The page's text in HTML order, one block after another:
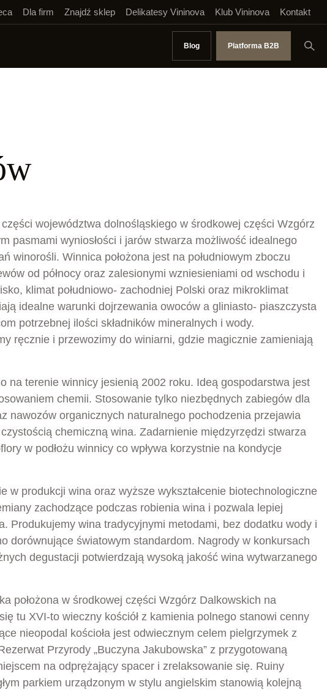
Dla firm Znajdź sklep Delikatesy Vininova Klub Vininova Kontakt
Blog Platforma B2B
części województwa dolnośląskiego w środkowej części Wzgórz
pasmami wyniosłości i jarów stwarza możliwość idealnego
winorośli. Winnica położona jest na południowym zboczu
od północy oraz zalesionymi wzniesieniami od wschodu i
klimat południowo- zachodniej Polski oraz mikroklimat
idealne warunki dojrzewania owoców a gliniasto- piaszczysta
potrzebnej ilości składników mineralnych i wody.
ręcznie i przewozimy do winiarni, gdzie magicznie zamieniają
na terenie winnicy jesienią 2002 roku. Ideą gospodarstwa jest
chemii. Stosowanie tylko niezbędnych zabiegów dla
nawozów organicznych naturalnego pochodzenia przejawia
chemiczną wina. Zadarnienie międzyrzędzi stwarza
w podłożu winnicy co wpływa korzystnie na kondycje
w produkcji wina oraz wyższe wykształcenie biotechnologiczne
zachodzące podczas robienia wina i pozwala lepiej
Produkujemy wina tradycyjnymi metodami, bez dodatku wody i
dorównujące światowym standardom. Nagrody w konkursach
degustacji potwierdzają wysoką jakość wina wytwarzanego
położona w środkowej części Wzgórz Dalkowskich na
tu XVI-to wieczny kościół z kamienia polnego stanowi cenny
nieopodal kościoła jest odwiecznym celem pielgrzymek z
Przyrody „Buczyna Jakubowska” z przygotowaną
na odprężający spacer i zrelaksowanie się. Ruiny
parkiem urządzonym w stylu angielskim stanowią kolejną